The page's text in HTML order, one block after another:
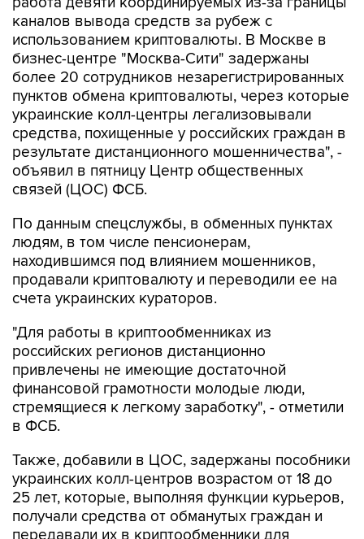
каналов вывода средств за рубеж с
использованием криптовалюты. В Москве в
бизнес-центре "Москва-Сити" задержаны
более 20 сотрудников незарегистрированных
пунктов обмена криптовалюты, через которые
украинские колл-центры легализовывали
средства, похищенные у российских граждан в
результате дистанционного мошенничества", -
объявил в пятницу Центр общественных
связей (ЦОС) ФСБ.
По данным спецслужбы, в обменных пунктах
людям, в том числе пенсионерам,
находившимся под влиянием мошенников,
продавали криптовалюту и переводили ее на
счета украинских кураторов.
"Для работы в криптообменниках из
российских регионов дистанционно
привлечены не имеющие достаточной
финансовой грамотности молодые люди,
стремящиеся к легкому заработку", - отметили
в ФСБ.
Также, добавили в ЦОС, задержаны пособники
украинских колл-центров возрастом от 18 до
25 лет, которые, выполняя функции курьеров,
получали средства от обманутых граждан и